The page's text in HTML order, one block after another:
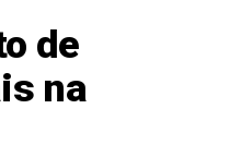
de
na